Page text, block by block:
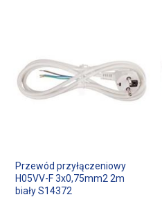
Przewód przyłączeniowy
H05VV-F 3x0,75mm2 2m
biały S14372